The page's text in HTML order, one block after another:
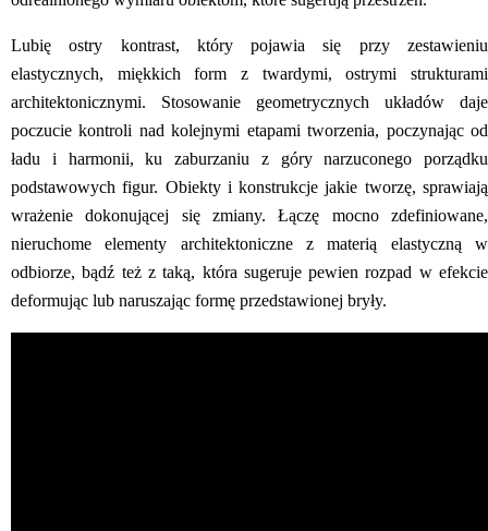
Lubię ostry kontrast, który pojawia się przy zestawieniu
elastycznych, miękkich form z twardymi, ostrymi strukturami
architektonicznymi. Stosowanie geometrycznych układów daje
poczucie kontroli nad kolejnymi etapami tworzenia, poczynając od
ładu i harmonii, ku zaburzaniu z góry narzuconego porządku
podstawowych figur. Obiekty i konstrukcje jakie tworzę, sprawiają
wrażenie dokonującej się zmiany. Łączę mocno zdefiniowane,
nieruchome elementy architektoniczne z materią elastyczną w
odbiorze, bądź też z taką, która sugeruje pewien rozpad w efekcie
deformując lub naruszając formę przedstawionej bryły.